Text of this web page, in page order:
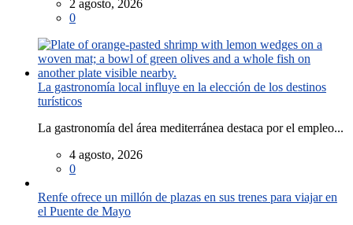
2 agosto, 2026
0
La gastronomía local influye en la elección de los destinos
turísticos
La gastronomía del área mediterránea destaca por el empleo...
4 agosto, 2026
0
Renfe ofrece un millón de plazas en sus trenes para viajar en
el Puente de Mayo